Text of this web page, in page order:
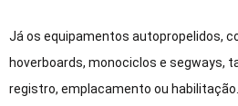
Já os equipamentos autopropelidos,
hoverboards, monociclos e segways,
registro, emplacamento ou